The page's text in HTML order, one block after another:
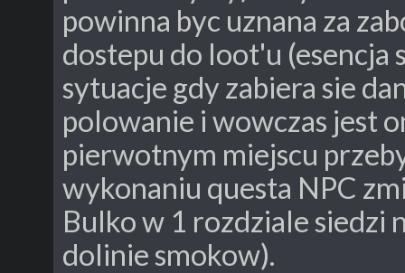
powinna byc uznana za
dostepu do loot'u (esencja
sytuacje gdy zabiera sie
polowanie i wowczas jest
pierwotnym miejscu
wykonaniu questa NPC
Bulko w 1 rozdziale siedzi
dolinie smokow).